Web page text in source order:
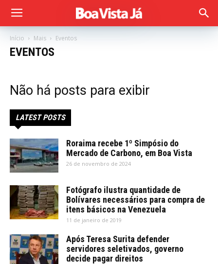
Início Mais Eventos
EVENTOS
Não há posts para exibir
LATEST POSTS
Roraima recebe 1º Simpósio do
Mercado de Carbono, em Boa Vista
26 de novembro de 2024
Fotógrafo ilustra quantidade de
Bolívares necessários para compra de
itens básicos na Venezuela
11 de janeiro de 2019
Após Teresa Surita defender
servidores seletivados, governo
decide pagar direitos